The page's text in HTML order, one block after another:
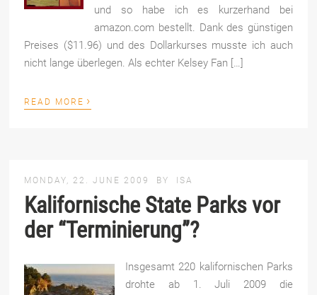
und so habe ich es kurzerhand bei
amazon.com bestellt. Dank des günstigen
Preises ($11.96) und des Dollarkurses musste ich auch
nicht lange überlegen. Als echter Kelsey Fan […]
READ MORE ›
MONDAY, 22. JUNE 2009 BY ISA
Kalifornische State Parks vor
der “Terminierung”?
Insgesamt 220 kalifornischen Parks
drohte ab 1. Juli 2009 die